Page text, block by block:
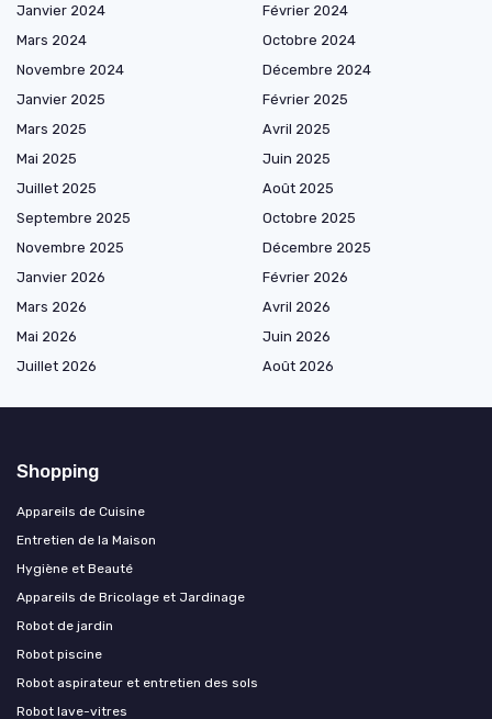
Janvier 2024
Février 2024
Mars 2024
Octobre 2024
Novembre 2024
Décembre 2024
Janvier 2025
Février 2025
Mars 2025
Avril 2025
Mai 2025
Juin 2025
Juillet 2025
Août 2025
Septembre 2025
Octobre 2025
Novembre 2025
Décembre 2025
Janvier 2026
Février 2026
Mars 2026
Avril 2026
Mai 2026
Juin 2026
Juillet 2026
Août 2026
Shopping
Appareils de Cuisine
Entretien de la Maison
Hygiène et Beauté
Appareils de Bricolage et Jardinage
Robot de jardin
Robot piscine
Robot aspirateur et entretien des sols
Robot lave-vitres